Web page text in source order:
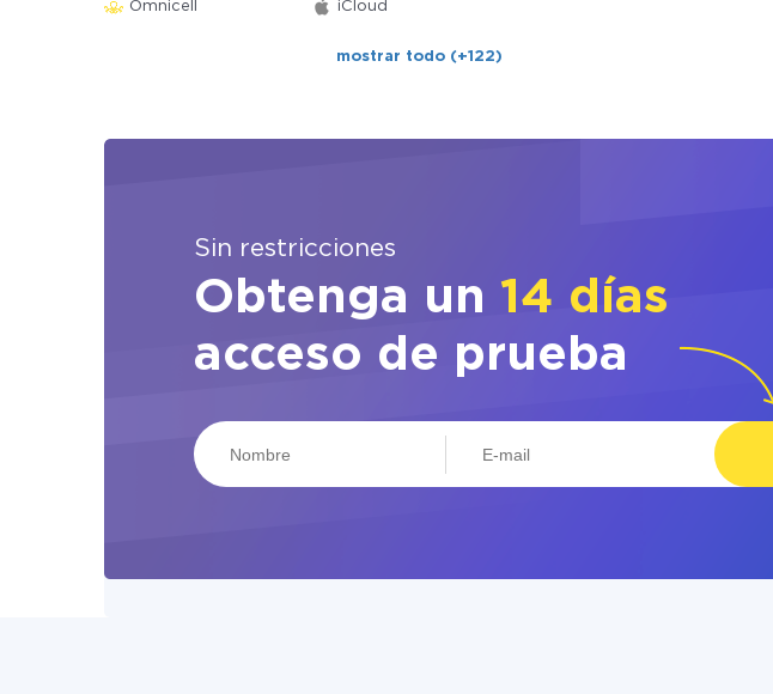
Omnicell iCloud
mostrar todo (+122)
Sin restricciones
Obtenga un 14 días
acceso de prueba